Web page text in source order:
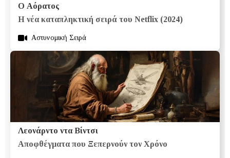
Ο Αόρατος
Η νέα καταπληκτική σειρά του Netflix (2024)
Αστυνομική Σειρά
Λεονάρντο ντα Βίντσι
Αποφθέγματα που Ξεπερνούν τον Χρόνο